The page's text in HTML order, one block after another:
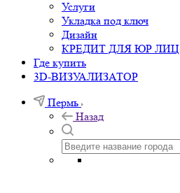
Услуги
Укладка под ключ
Дизайн
КРЕДИТ ДЛЯ ЮР ЛИЦ
Где купить
3D-ВИЗУАЛИЗАТОР
Пермь
Назад